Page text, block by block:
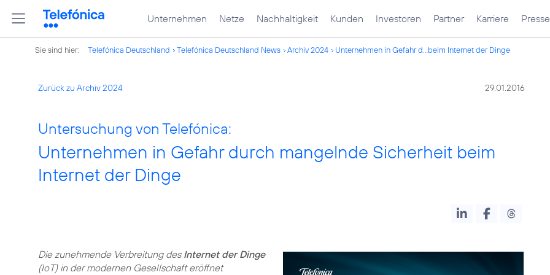
Unternehmen Netze Nachhaltigkeit Kunden Investoren Partner Karriere Presse
Sie sind hier: Telefónica Deutschland Telefónica Deutschland News Archiv 2024 Unternehmen in Gefahr d...beim Internet der Dinge
Zurück zu Archiv 2024 29.01.2016
Untersuchung von Telefónica:
Unternehmen in Gefahr durch mangelnde Sicherheit beim
Internet der Dinge
Die zunehmende Verbreitung des Internet der Dinge
(IoT) in der modernen Gesellschaft eröffnet